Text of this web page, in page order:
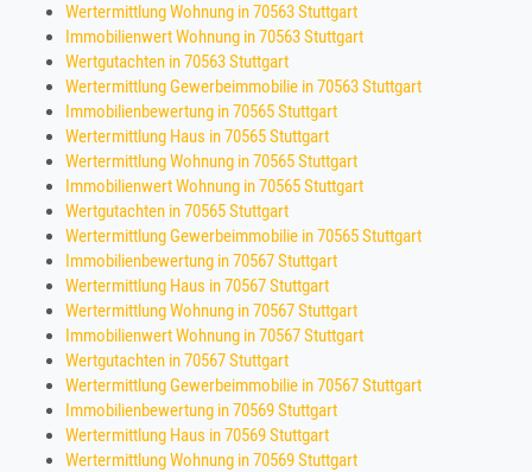
Wertermittlung Wohnung in 70563 Stuttgart
Immobilienwert Wohnung in 70563 Stuttgart
Wertgutachten in 70563 Stuttgart
Wertermittlung Gewerbeimmobilie in 70563 Stuttgart
Immobilienbewertung in 70565 Stuttgart
Wertermittlung Haus in 70565 Stuttgart
Wertermittlung Wohnung in 70565 Stuttgart
Immobilienwert Wohnung in 70565 Stuttgart
Wertgutachten in 70565 Stuttgart
Wertermittlung Gewerbeimmobilie in 70565 Stuttgart
Immobilienbewertung in 70567 Stuttgart
Wertermittlung Haus in 70567 Stuttgart
Wertermittlung Wohnung in 70567 Stuttgart
Immobilienwert Wohnung in 70567 Stuttgart
Wertgutachten in 70567 Stuttgart
Wertermittlung Gewerbeimmobilie in 70567 Stuttgart
Immobilienbewertung in 70569 Stuttgart
Wertermittlung Haus in 70569 Stuttgart
Wertermittlung Wohnung in 70569 Stuttgart